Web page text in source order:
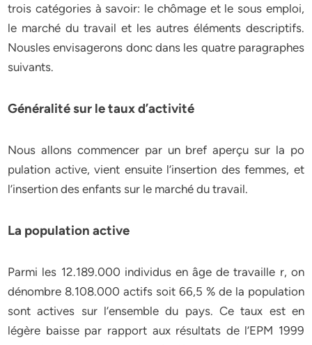
trois catégories à savoir: le chômage et le sous emploi,
le marché du travail et les autres éléments descriptifs.
Nousles envisagerons donc dans les quatre paragraphes
suivants.
Généralité sur le taux d’activité
Nous allons commencer par un bref aperçu sur la po
pulation active, vient ensuite l’insertion des femmes, et
l’insertion des enfants sur le marché du travail.
La population active
Parmi les 12.189.000 individus en âge de travaille r, on
dénombre 8.108.000 actifs soit 66,5 % de la population
sont actives sur l’ensemble du pays. Ce taux est en
légère baisse par rapport aux résultats de l’EPM 1999